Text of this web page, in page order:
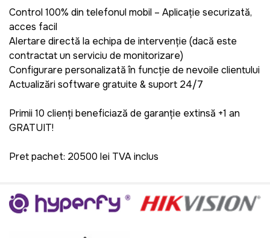
Control 100% din telefonul mobil – Aplicație securizată,
acces facil
Alertare directă la echipa de intervenție (dacă este
contractat un serviciu de monitorizare)
Configurare personalizată în funcție de nevoile clientului
Actualizări software gratuite & suport 24/7
Primii 10 clienți beneficiază de garanție extinsă +1 an
GRATUIT!
Pret pachet: 20500 lei TVA inclus